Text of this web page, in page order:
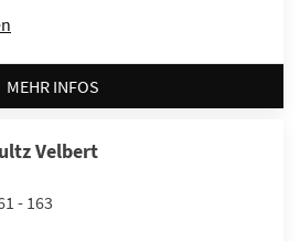
MEHR INFOS
Velbert
- 163